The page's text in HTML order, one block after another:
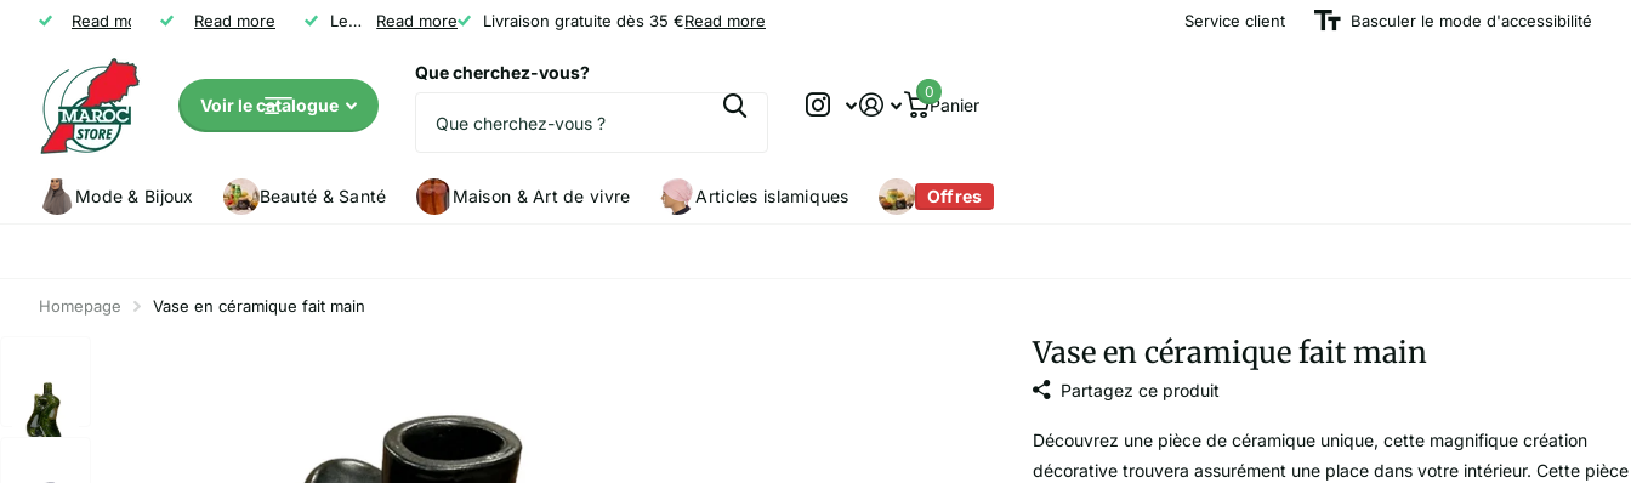
Livraison gratuite dès 35 €
Read more Non satisfait ? Nous vous remboursons
Read more Les clients (5147) attribuent à Marocstore une note de 9.2
Read more 9.2
Livraison gratuite dès 35 €Read more Service client Basculer le mode d'accessibilité
Voir le catalogue
Que cherchez-vous?
Panier
0
Mode & Bijoux Beauté & Santé Maison & Art de vivre Articles islamiques Offres
Homepage Vase en céramique fait main
Vase en céramique fait main
Partagez ce produit
Découvrez une pièce de céramique unique, cette magnifique création
décorative trouvera assurément une place dans votre intérieur. Cette pièce